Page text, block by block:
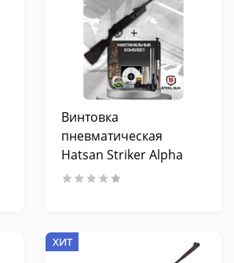
Винтовка
пневматическая
Hatsan Striker Alpha
(максимальный
ХИТ